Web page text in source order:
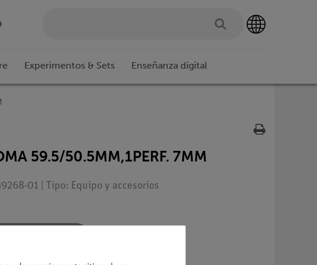
Experimentos & Sets Enseñanza digital
59.5/50.5MM,1PERF. 7MM
01 | Tipo: Equipo y accesorios